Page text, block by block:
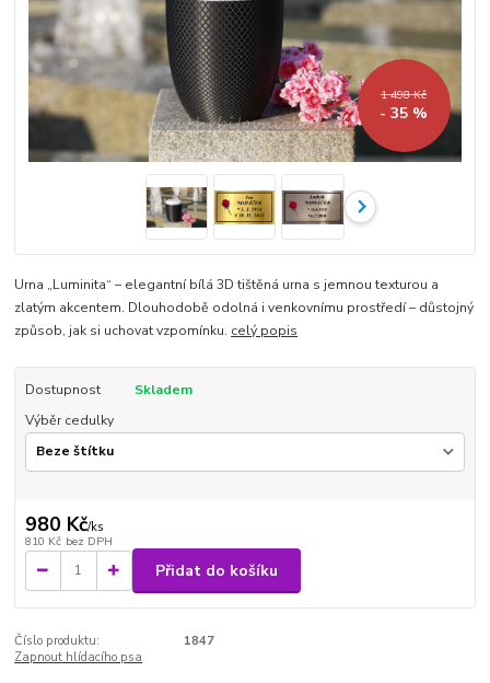
1 498 Kč
- 35 %
Urna „Luminita“ – elegantní bílá 3D tištěná urna s jemnou texturou a
zlatým akcentem. Dlouhodobě odolná i venkovnímu prostředí – důstojný
způsob, jak si uchovat vzpomínku. celý popis
Dostupnost
Skladem
Výběr cedulky
980 Kč/ks
810 Kč bez DPH
Přidat do košíku
Číslo produktu:
1847
Zapnout hlídacího psa